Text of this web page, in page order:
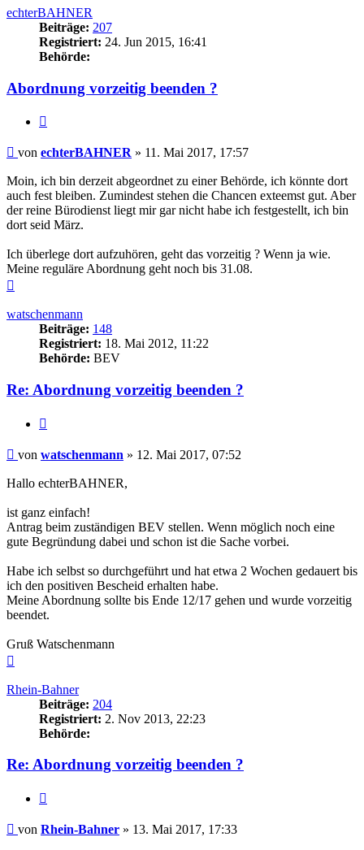
echterBAHNER
Beiträge: 207
Registriert: 24. Jun 2015, 16:41
Behörde:
Abordnung vorzeitig beenden ?
Beitrag
von echterBAHNER » 11. Mai 2017, 17:57
Moin, ich bin derzeit abgeordnet zu einer Behörde, ich könnte dort
auch fest bleiben. Zumindest stehen die Chancen exteemst gut. Aber
der reine Bürodienst liegt mir gar nicht habe ich festgestellt, ich bin
dort seid März.
Ich überlege dort aufzuhören, geht das vorzeitig ? Wenn ja wie.
Meine reguläre Abordnung geht noch bis 31.08.
watschenmann
Beiträge: 148
Registriert: 18. Mai 2012, 11:22
Behörde: BEV
Re: Abordnung vorzeitig beenden ?
Beitrag
von watschenmann » 12. Mai 2017, 07:52
Hallo echterBAHNER,
ist ganz einfach!
Antrag beim zuständigen BEV stellen. Wenn möglich noch eine
gute Begründung dabei und schon ist die Sache vorbei.
Habe ich selbst so durchgeführt und hat etwa 2 Wochen gedauert bis
ich den positiven Bescheid erhalten habe.
Meine Abordnung sollte bis Ende 12/17 gehen und wurde vorzeitig
beendet.
Gruß Watschenmann
Rhein-Bahner
Beiträge: 204
Registriert: 2. Nov 2013, 22:23
Behörde:
Re: Abordnung vorzeitig beenden ?
Beitrag
von Rhein-Bahner » 13. Mai 2017, 17:33